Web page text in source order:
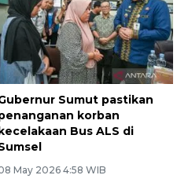
Sumut pastikan
korban
Bus ALS di
May 2026 4:58 WIB